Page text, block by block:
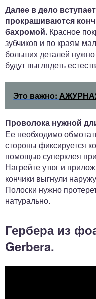
Далее в дело
прокрашиваются
бахромой. Красное
зубчиков и по краям
больших деталей
будут выглядеть
Это важно:
Проволока нужной
Ее необходимо
стороны фиксируется
помощью суперклея
Нагрейте утюг и
кончики выгнули
Полоски нужно
натурально.
Гербера из
Gerbera.